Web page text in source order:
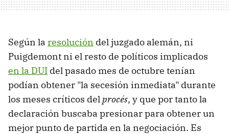
Según la resolución del juzgado alemán, ni
Puigdemont ni el resto de políticos implicados
en la DUI del pasado mes de octubre tenían
podían obtener "la secesión inmediata" durante
los meses críticos delprocés, y que por tanto la
declaración buscaba presionar para obtener un
mejor punto de partida en la negociación. Es